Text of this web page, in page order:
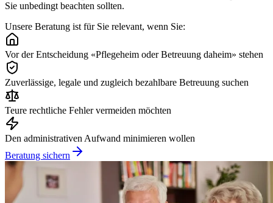
Sie unbedingt beachten sollten.
Unsere Beratung ist für Sie relevant, wenn Sie:
Vor der Entscheidung «Pflegeheim oder Betreuung daheim» stehen
Zuverlässige, legale und zugleich bezahlbare Betreuung suchen
Teure rechtliche Fehler vermeiden möchten
Den administrativen Aufwand minimieren wollen
Beratung sichern